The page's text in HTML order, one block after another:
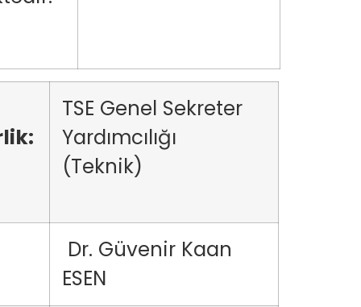
TSE Genel Sekreter
Yardımcılığı
(Teknik)
Dr. Güvenir Kaan
ESEN